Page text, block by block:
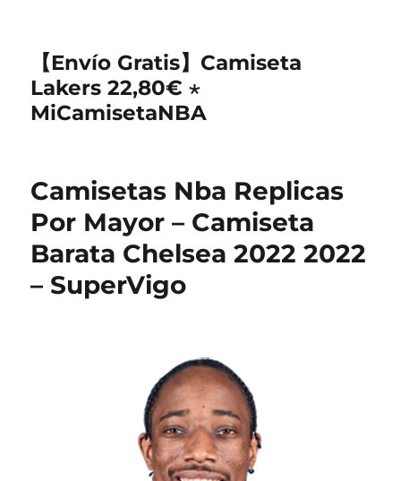
【Envío Gratis】Camiseta
Lakers 22,80€ ⋆
MiCamisetaNBA
Camisetas Nba Replicas
Por Mayor – Camiseta
Barata Chelsea 2022 2022
– SuperVigo